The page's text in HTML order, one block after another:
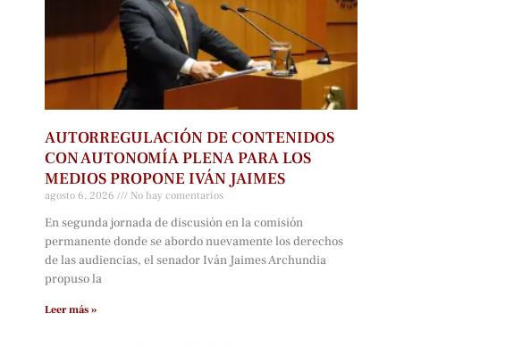
AUTORREGULACIÓN DE CONTENIDOS
CON AUTONOMÍA PLENA PARA LOS
MEDIOS PROPONE IVÁN JAIMES
agosto 6, 2026 No hay comentarios
En segunda jornada de discusión en la comisión
permanente donde se abordo nuevamente los derechos
de las audiencias, el senador Iván Jaimes Archundia
propuso la
Leer más »